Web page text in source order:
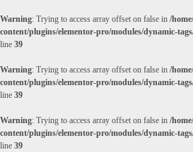
Warning: Trying to access array offset on false in /
content/plugins/elementor-pro/modules/dynamic-
line 39
Warning: Trying to access array offset on false in /
content/plugins/elementor-pro/modules/dynamic-
line 39
Warning: Trying to access array offset on false in /
content/plugins/elementor-pro/modules/dynamic-
line 39